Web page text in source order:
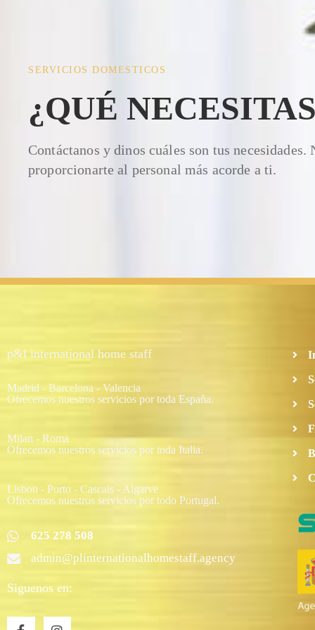
SERVICIOS DOMESTICOS
¿QUÉ
Contáctanos y dinos cuáles son tus necesidades.
proporcionarte al personal más acorde a ti.
p&l international home staff
Madrid - Barcelona - Valencia
Ofrecemos nuestros servicios por toda España.
Milan - Roma
Ofrecemos nuestros servicios por toda Italia.
Lisbon - Porto - Cascais - Algarve
Ofrecemos nuestros servicios por todo Portugal.
625 278 508
admin@plinternationalhomestaff.agency
Siguenos en:
F
I